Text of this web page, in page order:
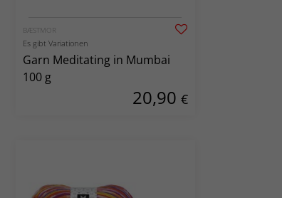
BÆSTMOR
Es gibt Variationen
Garn Meditating in Mumbai
100 g
20,90 €